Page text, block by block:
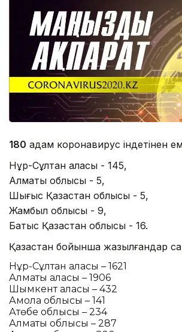
180 адам коронавирус індетінен
Нұр-Сұлтан қаласы - 145,
Алматы облысы - 5,
Шығыс Қазақстан облысы - 5,
Жамбыл ​​облысы - 9,
Батыс Қазақстан облысы - 16.
Қазақстан бойынша жазылғандар
Нұр-Сұлтан қаласы – 1621
Алматы қаласы – 1906
Шымкент қаласы – 432
Ақмола облысы – 141
Ақтөбе облысы – 234
Алматы облысы – 287